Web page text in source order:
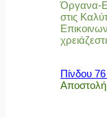
Όργανα-
στις
Πίνδου